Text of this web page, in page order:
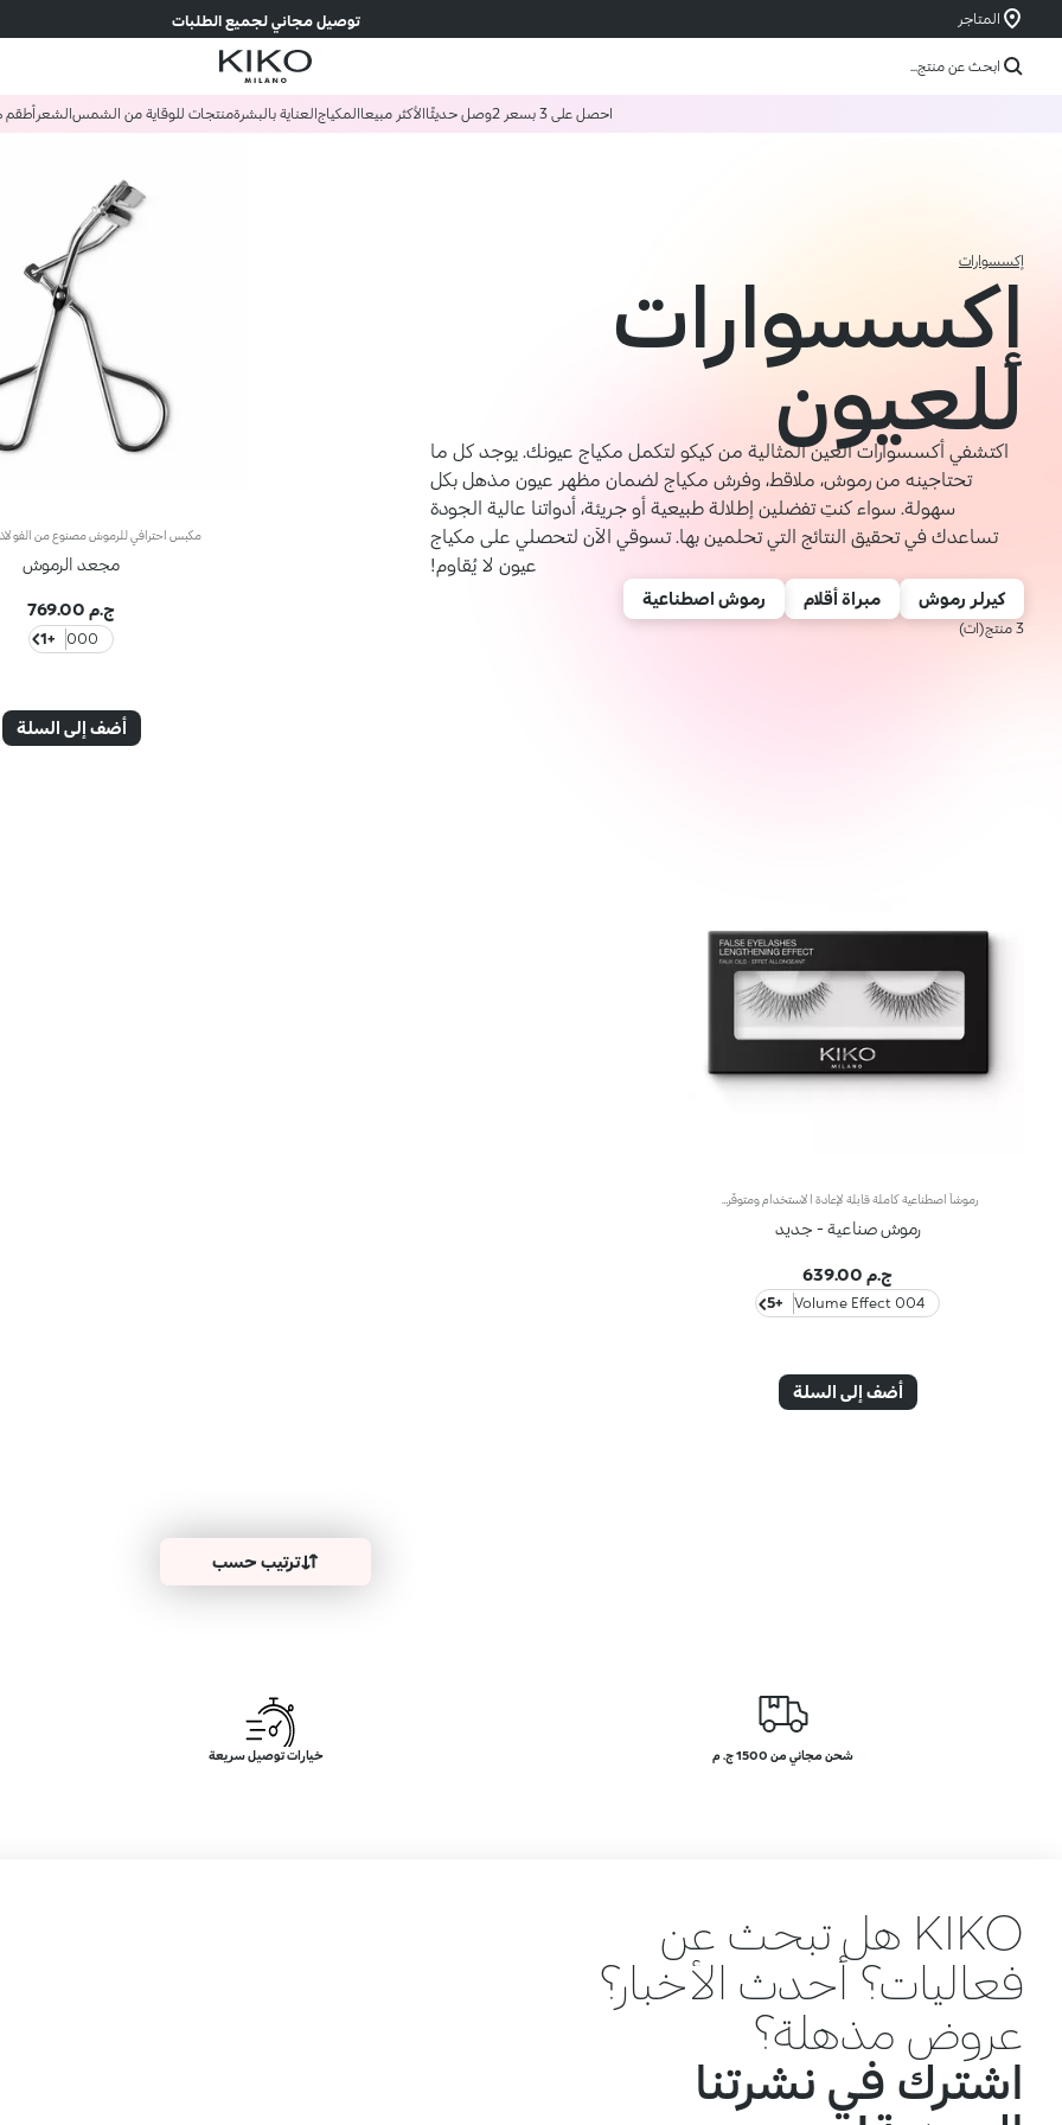
توصيل مجاني لجميع الطلبات المتاجر
ابحث عن منتج...
احصل على 3 بسعر 2 وصل حديثًاالأكثر مبيعاالمكياجالعناية بالبشرةمنتجات للوقاية من الشمسالشعرأطقم
إكسسوارات
إكسسوارات
للعيون
اكتشفي أكسسوارات العين المثالية من كيكو لتكمل مكياج عيونك. يوجد كل ما
تحتاجينه من رموش، ملاقط، وفرش مكياج لضمان مظهر عيون مذهل بكل
سهولة. سواء كنتِ تفضلين إطلالة طبيعية أو جريئة، أدواتنا عالية الجودة
تساعدك في تحقيق النتائج التي تحلمين بها. تسوقي الآن لتحصلي على مكياج
عيون لا يُقاوم!
كيرلر رموش مبراة أقلام رموش اصطناعية
3 منتج(ات)
مجعد الرموش
ج.م 769.00
000
+1
أضف إلى السلة
رموش صناعية - جديد
ج.م 639.00
004 Volume Effect
+5
أضف إلى السلة
ترتيب حسب
شحن مجاني من 1500 ج. م خيارات توصيل سريعة
KIKO هل تبحث عن
فعاليات؟ أحدث الأخبار؟
عروض مذهلة؟
اشترك في نشرتنا